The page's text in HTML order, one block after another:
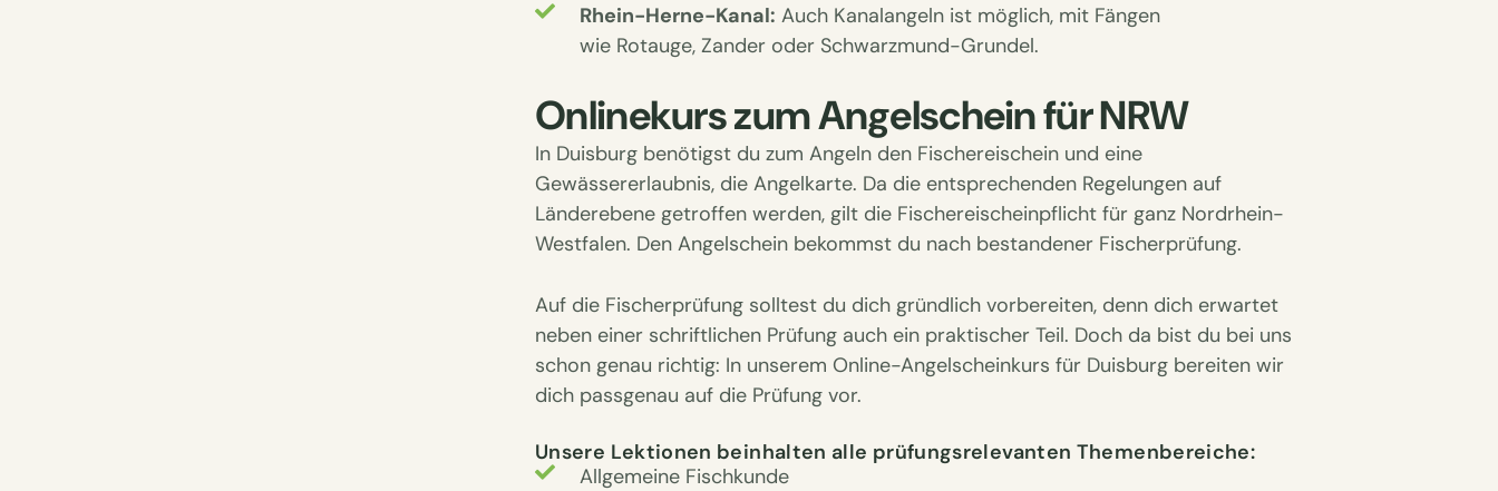
Rhein-Herne-Kanal: Auch Kanalangeln ist möglich, mit Fängen
wie Rotauge, Zander oder Schwarzmund-Grundel.
Onlinekurs zum Angelschein für NRW
In Duisburg benötigst du zum Angeln den Fischereischein und eine
Gewässererlaubnis, die Angelkarte. Da die entsprechenden Regelungen auf
Länderebene getroffen werden, gilt die Fischereischeinpflicht für ganz Nordrhein-
Westfalen. Den Angelschein bekommst du nach bestandener Fischerprüfung.
Auf die Fischerprüfung solltest du dich gründlich vorbereiten, denn dich erwartet
neben einer schriftlichen Prüfung auch ein praktischer Teil. Doch da bist du bei uns
schon genau richtig: In unserem Online-Angelscheinkurs für Duisburg bereiten wir
dich passgenau auf die Prüfung vor.
Unsere Lektionen beinhalten alle prüfungsrelevanten Themenbereiche:
Allgemeine Fischkunde